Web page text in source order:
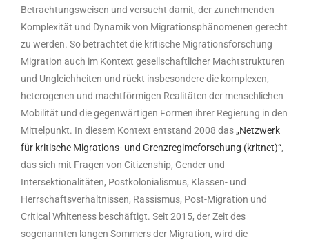
Betrachtungsweisen und versucht damit, der zunehmenden
Komplexität und Dynamik von Migrationsphänomenen gerecht
zu werden. So betrachtet die kritische Migrationsforschung
Migration auch im Kontext gesellschaftlicher Machtstrukturen
und Ungleichheiten und rückt insbesondere die komplexen,
heterogenen und machtförmigen Realitäten der menschlichen
Mobilität und die gegenwärtigen Formen ihrer Regierung in den
Mittelpunkt. In diesem Kontext entstand 2008 das „Netzwerk
für kritische Migrations- und Grenzregimeforschung (kritnet)“,
das sich mit Fragen von Citizenship, Gender und
Intersektionalitäten, Postkolonialismus, Klassen- und
Herrschaftsverhältnissen, Rassismus, Post-Migration und
Critical Whiteness beschäftigt. Seit 2015, der Zeit des
sogenannten langen Sommers der Migration, wird die